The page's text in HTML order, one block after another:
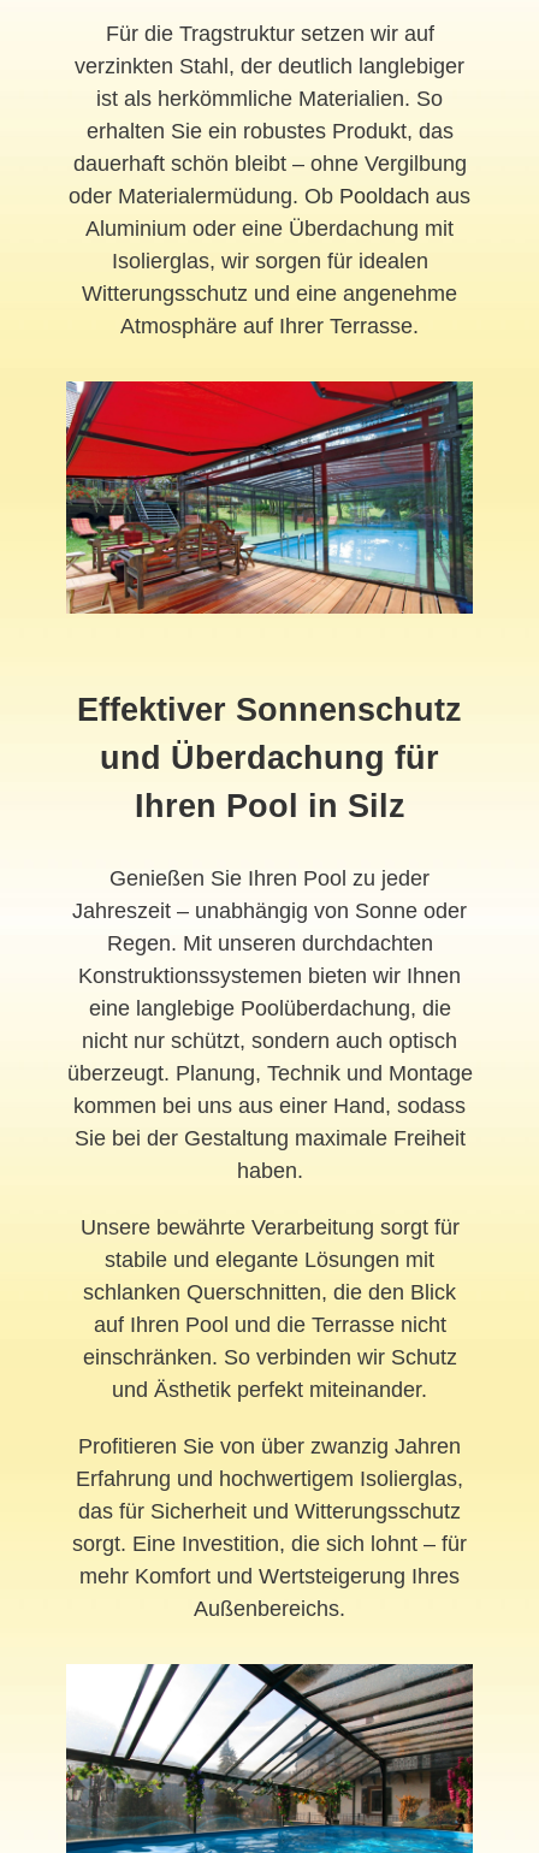
Für die Tragstruktur setzen wir auf
verzinkten Stahl, der deutlich langlebiger
ist als herkömmliche Materialien. So
erhalten Sie ein robustes Produkt, das
dauerhaft schön bleibt – ohne Vergilbung
oder Materialermüdung. Ob Pooldach aus
Aluminium oder eine Überdachung mit
Isolierglas, wir sorgen für idealen
Witterungsschutz und eine angenehme
Atmosphäre auf Ihrer Terrasse.
Effektiver Sonnenschutz
und Überdachung für
Ihren Pool in Silz
Genießen Sie Ihren Pool zu jeder
Jahreszeit – unabhängig von Sonne oder
Regen. Mit unseren durchdachten
Konstruktionssystemen bieten wir Ihnen
eine langlebige Poolüberdachung, die
nicht nur schützt, sondern auch optisch
überzeugt. Planung, Technik und Montage
kommen bei uns aus einer Hand, sodass
Sie bei der Gestaltung maximale Freiheit
haben.
Unsere bewährte Verarbeitung sorgt für
stabile und elegante Lösungen mit
schlanken Querschnitten, die den Blick
auf Ihren Pool und die Terrasse nicht
einschränken. So verbinden wir Schutz
und Ästhetik perfekt miteinander.
Profitieren Sie von über zwanzig Jahren
Erfahrung und hochwertigem Isolierglas,
das für Sicherheit und Witterungsschutz
sorgt. Eine Investition, die sich lohnt – für
mehr Komfort und Wertsteigerung Ihres
Außenbereichs.